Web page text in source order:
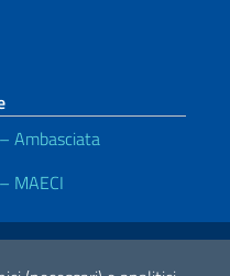
Ambasciata
MAECI